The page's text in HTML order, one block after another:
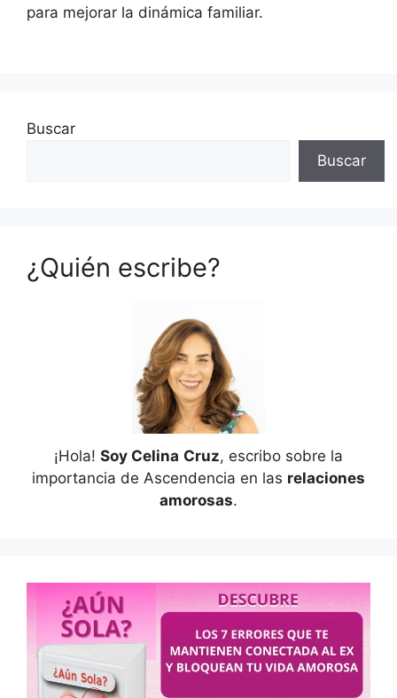
para mejorar la dinámica familiar.
Buscar
Buscar
¿Quién escribe?
¡Hola! Soy Celina Cruz, escribo sobre la
importancia de Ascendencia en las relaciones
amorosas.